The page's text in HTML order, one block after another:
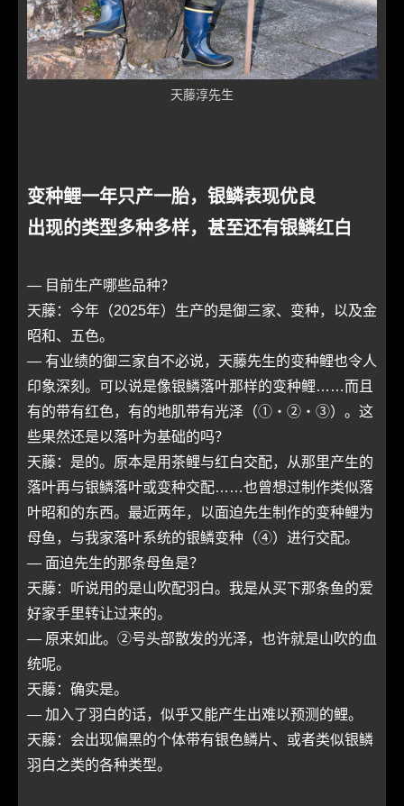
天藤淳先生
变种鲤一年只产一胎，银鳞表现优良
出现的类型多种多样，甚至还有银鳞红白
― 目前生产哪些品种？
天藤：今年（2025年）生产的是御三家、变种，以及金
昭和、五色。
― 有业绩的御三家自不必说，天藤先生的变种鲤也令人
印象深刻。可以说是像银鳞落叶那样的变种鲤……而且
有的带有红色，有的地肌带有光泽（①・②・③）。这
些果然还是以落叶为基础的吗？
天藤：是的。原本是用茶鲤与红白交配，从那里产生的
落叶再与银鳞落叶或变种交配……也曾想过制作类似落
叶昭和的东西。最近两年，以面迫先生制作的变种鲤为
母鱼，与我家落叶系统的银鳞变种（④）进行交配。
― 面迫先生的那条母鱼是？
天藤：听说用的是山吹配羽白。我是从买下那条鱼的爱
好家手里转让过来的。
― 原来如此。②号头部散发的光泽，也许就是山吹的血
统呢。
天藤：确实是。
― 加入了羽白的话，似乎又能产生出难以预测的鲤。
天藤：会出现偏黑的个体带有银色鳞片、或者类似银鳞
羽白之类的各种类型。